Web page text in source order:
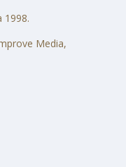
1998.
Media,